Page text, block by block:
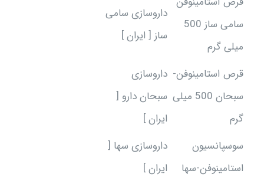
سامی ساز 500
میلی گرم
داروسازی سامی
ساز [ ایران ]
قرص استامینوفن-
سبحان 500 میلی
گرم
داروسازی
سبحان دارو [
ایران ]
سوسپانسیون
استامینوفن-سها
داروسازی سها [
ایران ]